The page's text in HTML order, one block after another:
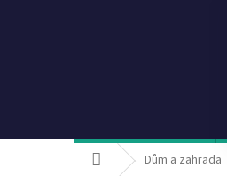
Domů Dům a zahrada